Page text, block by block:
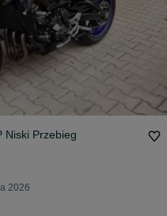
Niski Przebieg
2026